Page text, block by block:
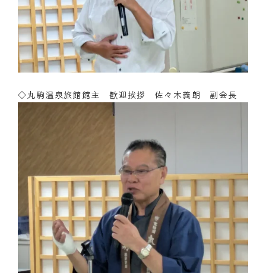
◇丸駒温泉旅館館主 歓迎挨拶 佐々木義朗 副会長